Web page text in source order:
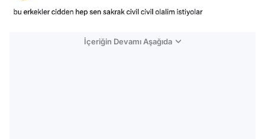
İçeriğin Devamı Aşağıda